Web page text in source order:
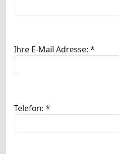
Ihre E-Mail Adresse: *
Telefon: *